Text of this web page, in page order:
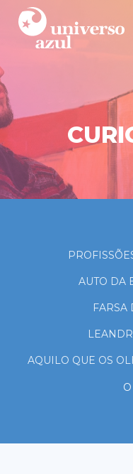
AUTO DA
FARSA
AQUILO QUE OS